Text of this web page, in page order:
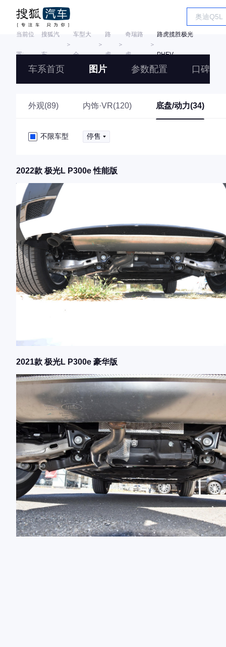
当前位
置:
搜狐汽
车
＞
车型大
全
＞
路
虎
＞
奇瑞路
虎
＞
路虎揽胜极光
PHEV
车系首页 图片 参数配置 口碑
外观(89) 内饰·VR(120) 底盘/动力(34)
不限车型 停售
2022款 极光L P300e 性能版
2021款 极光L P300e 豪华版